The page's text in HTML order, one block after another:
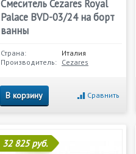
Смеситель Cezares Royal
Palace BVD-03/24 на борт
ванны
Страна:
Италия
Производитель: Cezares
В корзину Сравнить
32 825 руб.